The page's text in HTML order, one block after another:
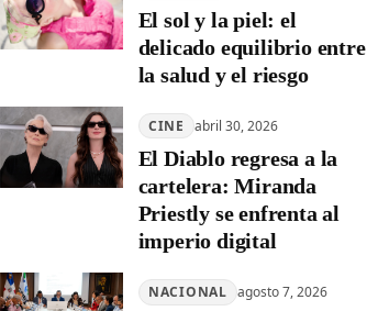
El sol y la piel: el
delicado equilibrio entre
la salud y el riesgo
CINE abril 30, 2026
El Diablo regresa a la
cartelera: Miranda
Priestly se enfrenta al
imperio digital
NACIONAL agosto 7, 2026